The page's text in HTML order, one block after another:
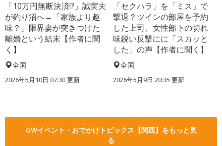
「10万円無断決済!?」誠実夫
が釣り沼へ→「家族より趣
味？」限界妻が突きつけた
離婚という結末【作者に聞
く】
全国
2026年5月10日 07:30 更新
「セクハラ」を「ミス」で
撃退？ツインの部屋を予約
した上司、女性部下の切れ
味鋭い反撃にに「スカッと
した」の声【作者に聞く】
全国
2026年5月9日 20:35 更新
GWイベント・おでかけトピックス【関西】をもっと見
る